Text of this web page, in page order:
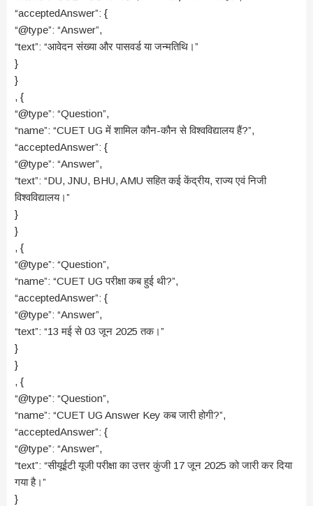
“acceptedAnswer”: {
“@type”: “Answer”,
“text”: “आवेदन संख्या और पासवर्ड या जन्मतिथि।”
}
}
, {
“@type”: “Question”,
“name”: “CUET UG में शामिल कौन-कौन से विश्वविद्यालय हैं?”,
“acceptedAnswer”: {
“@type”: “Answer”,
“text”: “DU, JNU, BHU, AMU सहित कई केंद्रीय, राज्य एवं निजी
विश्वविद्यालय।”
}
}
, {
“@type”: “Question”,
“name”: “CUET UG परीक्षा कब हुई थी?”,
“acceptedAnswer”: {
“@type”: “Answer”,
“text”: “13 मई से 03 जून 2025 तक।”
}
}
, {
“@type”: “Question”,
“name”: “CUET UG Answer Key कब जारी होगी?”,
“acceptedAnswer”: {
“@type”: “Answer”,
“text”: “सीयूईटी यूजी परीक्षा का उत्तर कुंजी 17 जून 2025 को जारी कर दिया
गया है।”
}